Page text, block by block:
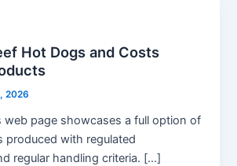
Hot Dogs and Costs
2026
web page showcases a full option of
produced with regulated
regular handling criteria. […]